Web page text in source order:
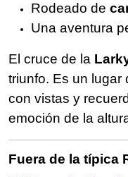
Rodeado de
Una aventura
El cruce de la
triunfo. Es un lugar
con vistas y
emoción de la
Fuera de la típica